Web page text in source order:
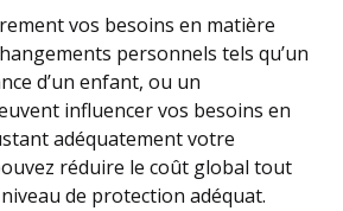
vos besoins en matière
personnels tels qu’un
d’un enfant, ou un
influencer vos besoins en
adéquatement votre
réduire le coût global tout
de protection adéquat.